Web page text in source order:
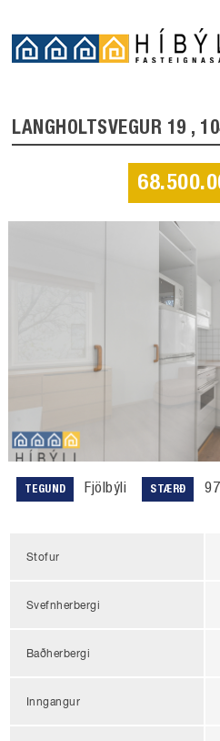
LANGHOLTSVEGUR 19 ,
TEGUND Fjölbýli STÆRÐ
Stofur
Svefnherbergi
Baðherbergi
Inngangur